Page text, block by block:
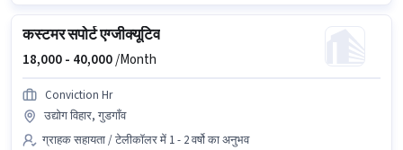
कस्टमर सपोर्ट एग्जीक्यूटिव
18,000 - 40,000/Month
Conviction Hr
उद्योग विहार, गुडगाँव
ग्राहक सहायता / टेलीकॉलर में 1 - 2 वर्षो का अनुभव